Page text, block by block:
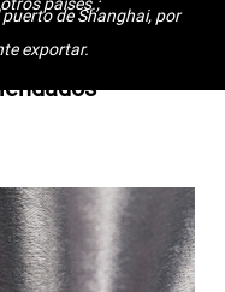
central. Los valores de
de "sincero y pragmático,
países.;
de Shanghai, por
exportar.